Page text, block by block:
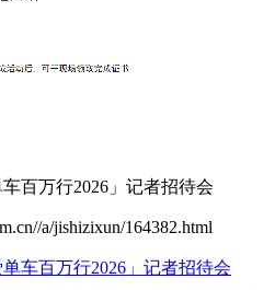
百万行2026」记者招待会
a/jishizixun/164382.html
单车百万行2026」记者招待会